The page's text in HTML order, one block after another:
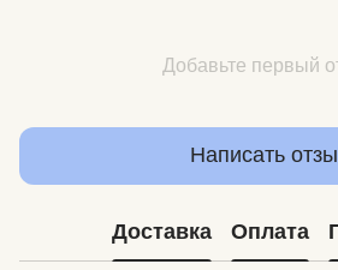
Добавьте первый
Написать
Доставка Оплата